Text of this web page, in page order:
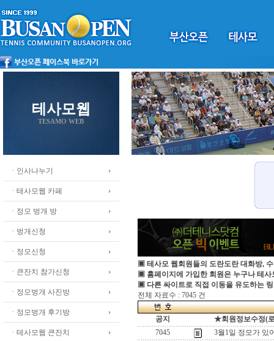
테사모웹
TESAMO WEB
ㆍ인사나누기
ㆍ테사모웹 카페
ㆍ정모 벙개 방
ㆍ벙개신청
ㆍ정모신청
ㆍ큰잔치 참가신청
ㆍ정모벙개 사진방
ㆍ정모벙개 후기방
ㆍ테사모웹 큰잔치
▣ 테사모 웹회원들의 도란도란 대화방,
▣ 홈페이지에 가입한 회원은 누구나 테사
▣ 다른 싸이트로 직접 이동을 유도하는
전체 자료수 : 7045 건
공지
★회원정보수정(
7045
3월1일 정모가 있